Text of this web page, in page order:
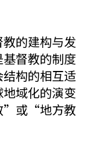
的建构与发
督教的制度
构的相互适
域化的演变
”或“地方教